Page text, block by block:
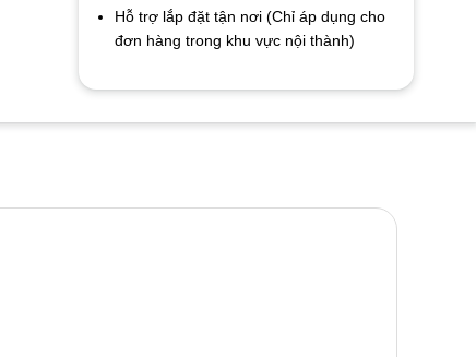
Hỗ trợ lắp đặt tận nơi (Chỉ áp dụng cho
đơn hàng trong khu vực nội thành)